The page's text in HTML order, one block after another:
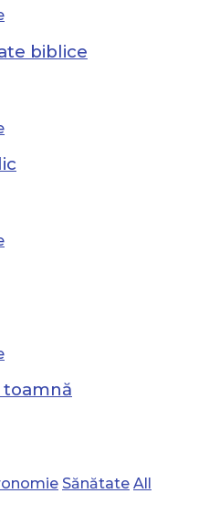
biblice
toamnă
Sănătate All